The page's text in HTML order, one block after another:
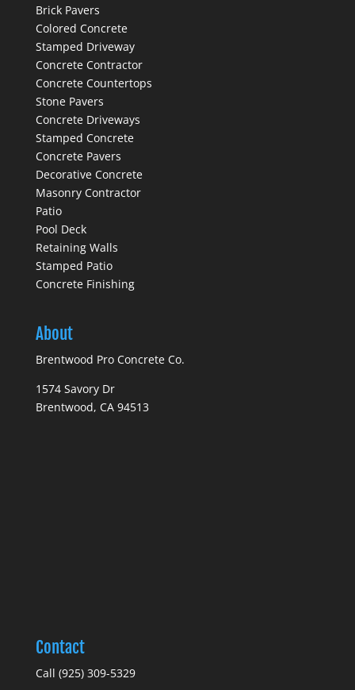
Brick Pavers
Colored Concrete
Stamped Driveway
Concrete Contractor
Concrete Countertops
Stone Pavers
Concrete Driveways
Stamped Concrete
Concrete Pavers
Decorative Concrete
Masonry Contractor
Patio
Pool Deck
Retaining Walls
Stamped Patio
Concrete Finishing
About
Brentwood Pro Concrete Co.
1574 Savory Dr
Brentwood, CA 94513
Contact
Call (925) 309-5329